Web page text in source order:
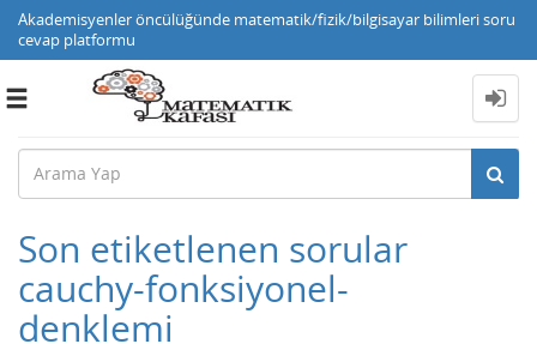
Akademisyenler öncülüğünde matematik/fizik/bilgisayar bilimleri soru
cevap platformu
Toggle
Son etiketlenen sorular
cauchy-fonksiyonel-
denklemi